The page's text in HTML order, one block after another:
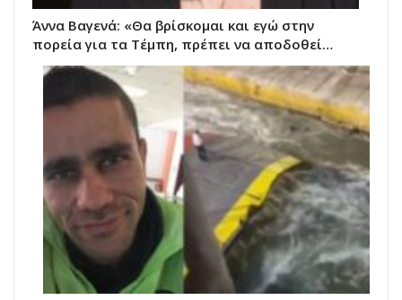
Άννα Βαγενά: «Θα βρίσκομαι και εγώ στην
πορεία για τα Τέμπη, πρέπει να αποδοθεί…